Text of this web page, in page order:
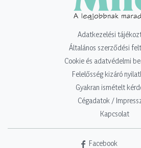
Adatkezelési
Általános szerződési
Cookie és adatvédelmi
Felelősség kizáró
Gyakran ismételt
Cégadatok /
Kapcsolat
Facebook